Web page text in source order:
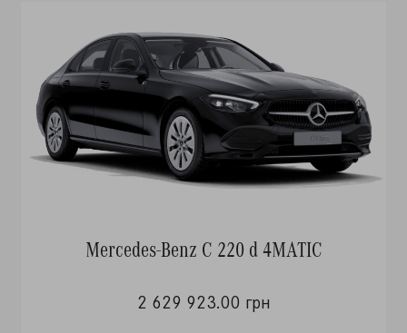
Mercedes-Benz C 220 d 4MATIC
2 629 923.00 грн